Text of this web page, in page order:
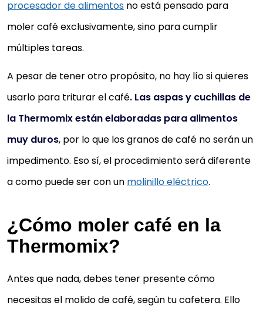
procesador de alimentos no está pensado para
moler café exclusivamente, sino para cumplir
múltiples tareas.
A pesar de tener otro propósito, no hay lío si quieres
usarlo para triturar el café. Las aspas y cuchillas de
la Thermomix están elaboradas para alimentos
muy duros, por lo que los granos de café no serán un
impedimento. Eso sí, el procedimiento será diferente
a como puede ser con un molinillo eléctrico.
¿Cómo moler café en la
Thermomix?
Antes que nada, debes tener presente cómo
necesitas el molido de café, según tu cafetera. Ello